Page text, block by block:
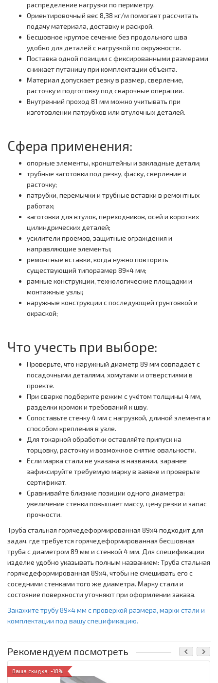
распределение нагрузки по периметру.
Ориентировочный вес 8,38 кг/м помогает рассчитать
подачу материала, доставку и раскрой.
Бесшовное круглое сечение без продольного шва
удобно для деталей с нагрузкой по окружности.
Поставка одной позиции с фиксированными размерами
снижает путаницу при комплектации объекта.
Материал допускает резку в размер, сверление,
расточку и подготовку под сварочные операции.
Внутренний проход 81 мм можно учитывать при
изготовлении патрубков или втулочных деталей.
Сфера применения:
опорные элементы, кронштейны и закладные детали;
трубные заготовки под резку, фаску, сверление и
расточку;
патрубки, перемычки и трубные вставки в ремонтных
работах;
заготовки для втулок, переходников, осей и коротких
цилиндрических деталей;
усилители проёмов, защитные ограждения и
направляющие элементы;
ремонтные вставки, когда нужно повторить
существующий типоразмер 89×4 мм;
рамные конструкции, технологические площадки и
монтажные узлы;
наружные конструкции с последующей грунтовкой и
окраской;
Что учесть при выборе:
Проверьте, что наружный диаметр 89 мм совпадает с
посадочными деталями, хомутами и отверстиями в
проекте.
При сварке подберите режим с учётом толщины 4 мм,
разделки кромок и требований к шву.
Сопоставьте стенку 4 мм с нагрузкой, длиной элемента и
способом крепления в узле.
Для токарной обработки оставляйте припуск на
торцовку, расточку и возможное снятие овальности.
Если марка стали не указана в названии, заранее
зафиксируйте требуемую марку в заявке и проверьте
сертификат.
Сравнивайте близкие позиции одного диаметра:
увеличение стенки повышает массу, цену резки и запас
прочности.
Труба стальная горячедеформированная 89x4 подходит для
задач, где требуется горячедеформированная бесшовная
труба с диаметром 89 мм и стенкой 4 мм. Для спецификации
изделие удобно указывать полным названием: Труба стальная
горячедеформированная 89x4, чтобы не смешивать его с
соседними стенками того же диаметра. Марку стали и
состояние поверхности уточняют при оформлении заказа.
Закажите трубу 89×4 мм с проверкой размера, марки стали и
комплектации под вашу спецификацию.
Рекомендуем посмотреть
Ваша скидка: -18%